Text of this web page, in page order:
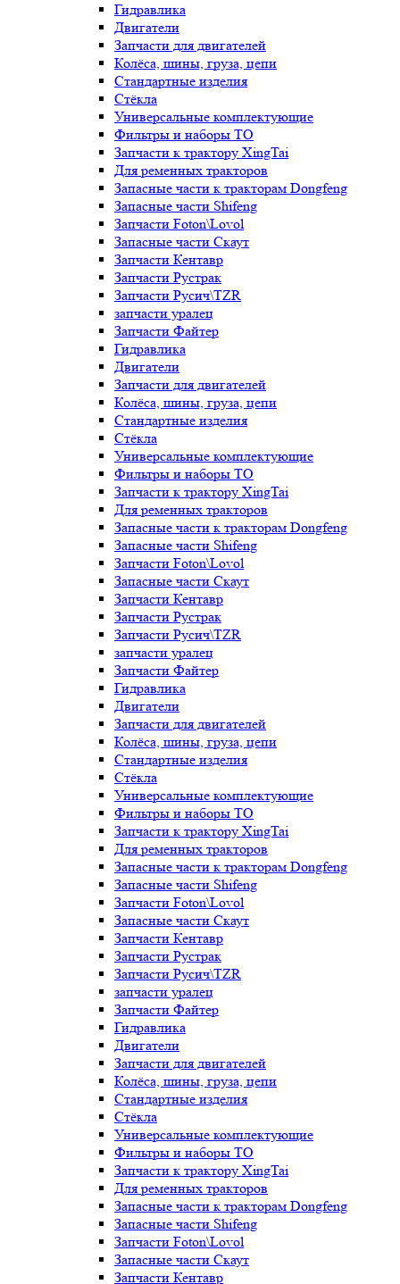
Гидравлика
Двигатели
Запчасти для двигателей
Колёса, шины, груза, цепи
Стандартные изделия
Стёкла
Универсальные комплектующие
Фильтры и наборы ТО
Запчасти к трактору XingTai
Для ременных тракторов
Запасные части к тракторам Dongfeng
Запасные части Shifeng
Запчасти Foton\Lovol
Запасные части Скаут
Запчасти Кентавр
Запчасти Рустрак
Запчасти Русич\TZR
запчасти уралец
Запчасти Файтер
Гидравлика
Двигатели
Запчасти для двигателей
Колёса, шины, груза, цепи
Стандартные изделия
Стёкла
Универсальные комплектующие
Фильтры и наборы ТО
Запчасти к трактору XingTai
Для ременных тракторов
Запасные части к тракторам Dongfeng
Запасные части Shifeng
Запчасти Foton\Lovol
Запасные части Скаут
Запчасти Кентавр
Запчасти Рустрак
Запчасти Русич\TZR
запчасти уралец
Запчасти Файтер
Гидравлика
Двигатели
Запчасти для двигателей
Колёса, шины, груза, цепи
Стандартные изделия
Стёкла
Универсальные комплектующие
Фильтры и наборы ТО
Запчасти к трактору XingTai
Для ременных тракторов
Запасные части к тракторам Dongfeng
Запасные части Shifeng
Запчасти Foton\Lovol
Запасные части Скаут
Запчасти Кентавр
Запчасти Рустрак
Запчасти Русич\TZR
запчасти уралец
Запчасти Файтер
Гидравлика
Двигатели
Запчасти для двигателей
Колёса, шины, груза, цепи
Стандартные изделия
Стёкла
Универсальные комплектующие
Фильтры и наборы ТО
Запчасти к трактору XingTai
Для ременных тракторов
Запасные части к тракторам Dongfeng
Запасные части Shifeng
Запчасти Foton\Lovol
Запасные части Скаут
Запчасти Кентавр